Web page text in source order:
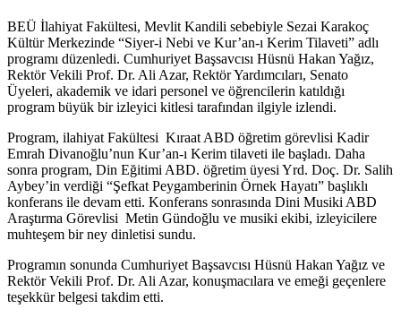
BEÜ İlahiyat Fakültesi, Mevlit Kandili sebebiyle Sezai Karakoç
Kültür Merkezinde “Siyer-i Nebi ve Kur’an-ı Kerim Tilaveti” adlı
programı düzenledi. Cumhuriyet Başsavcısı Hüsnü Hakan Yağız,
Rektör Vekili Prof. Dr. Ali Azar, Rektör Yardımcıları, Senato
Üyeleri, akademik ve idari personel ve öğrencilerin katıldığı
program büyük bir izleyici kitlesi tarafından ilgiyle izlendi.
Program, ilahiyat Fakültesi Kıraat ABD öğretim görevlisi Kadir
Emrah Divanoğlu’nun Kur’an-ı Kerim tilaveti ile başladı. Daha
sonra program, Din Eğitimi ABD. öğretim üyesi Yrd. Doç. Dr. Salih
Aybey’in verdiği “Şefkat Peygamberinin Örnek Hayatı” başlıklı
konferans ile devam etti. Konferans sonrasında Dini Musiki ABD
Araştırma Görevlisi Metin Gündoğlu ve musiki ekibi, izleyicilere
muhteşem bir ney dinletisi sundu.
Programın sonunda Cumhuriyet Başsavcısı Hüsnü Hakan Yağız ve
Rektör Vekili Prof. Dr. Ali Azar, konuşmacılara ve emeği geçenlere
teşekkür belgesi takdim etti.